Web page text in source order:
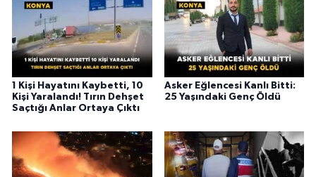
1 Kişi Hayatını Kaybetti, 10
Kişi Yaralandı! Tırın Dehşet
Saçtığı Anlar Ortaya Çıktı
Asker Eğlencesi Kanlı Bitti:
25 Yaşındaki Genç Öldü